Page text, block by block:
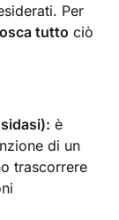
Per
tutto ciò
è
di un
trascorrere